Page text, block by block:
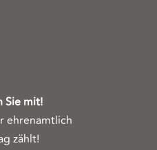
Sie mit!
ehrenamtlich
zählt!